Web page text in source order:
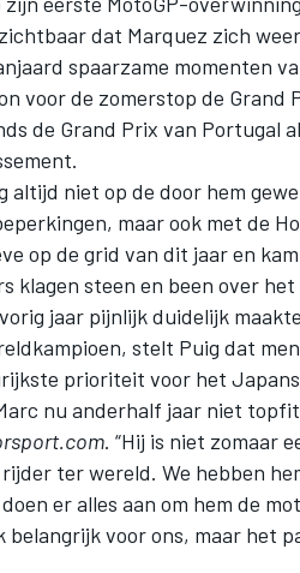
dat Marquez zich
spaarzame momenten
voor de zomerstop de Grand
de Grand Prix van Portugal
altijd niet op de door hem
, maar ook met de
op de grid van dit jaar en
klagen steen en been over
jaar pijnlijk duidelijk
stelt Puig dat
prioriteit voor het
nu anderhalf jaar niet topfit
. “Hij is niet zomaar
ter wereld. We hebben
er alles aan om hem de
voor ons, maar het